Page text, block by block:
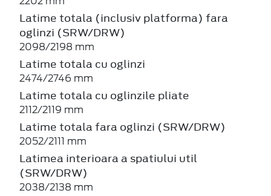
Latime totala (inclusiv platforma) fara
oglinzi (SRW/DRW)
2098/2198 mm
Latime totala cu oglinzi
2474/2746 mm
Latime totala cu oglinzile pliate
2112/2119 mm
Latime totala fara oglinzi (SRW/DRW)
2052/2111 mm
Latimea interioara a spatiului util
(SRW/DRW)
2038/2138 mm